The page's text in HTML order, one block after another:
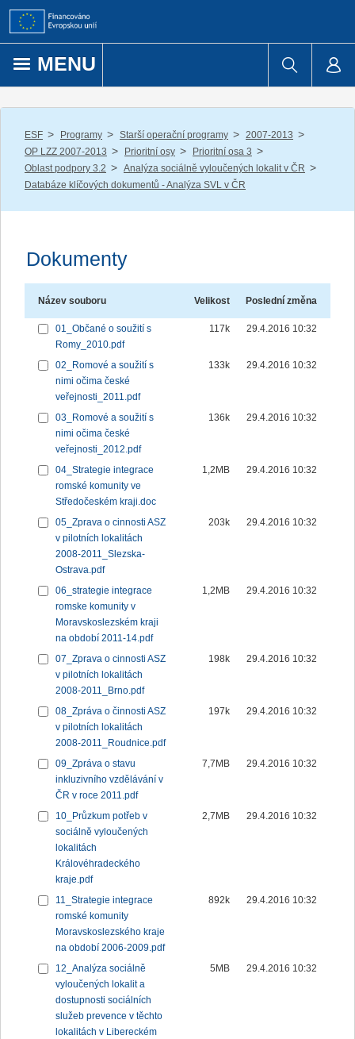
Přejít k obsahu
MENU
ESF / Programy / Starší operační programy / 2007-2013 /
OP LZZ 2007-2013 / Prioritní osy / Prioritní osa 3 /
Oblast podpory 3.2 / Analýza sociálně vyloučených lokalit v ČR /
Databáze klíčových dokumentů - Analýza SVL v ČR
Dokumenty
Název souboru Velikost Poslední změna
01_Občané o soužití s
Romy_2010.pdf
117k 29.4.2016 10:32
02_Romové a soužití s
nimi očima české
veřejnosti_2011.pdf
133k 29.4.2016 10:32
03_Romové a soužití s
nimi očima české
veřejnosti_2012.pdf
136k 29.4.2016 10:32
04_Strategie integrace
romské komunity ve
Středočeském kraji.doc
1,2MB 29.4.2016 10:32
05_Zprava o cinnosti ASZ
v pilotních lokalitách
2008-2011_Slezska-
Ostrava.pdf
203k 29.4.2016 10:32
06_strategie integrace
romske komunity v
Moravskoslezském kraji
na období 2011-14.pdf
1,2MB 29.4.2016 10:32
07_Zprava o cinnosti ASZ
v pilotních lokalitách
2008-2011_Brno.pdf
198k 29.4.2016 10:32
08_Zpráva o činnosti ASZ
v pilotních lokalitách
2008-2011_Roudnice.pdf
197k 29.4.2016 10:32
09_Zpráva o stavu
inkluzivního vzdělávání v
ČR v roce 2011.pdf
7,7MB 29.4.2016 10:32
10_Průzkum potřeb v
sociálně vyloučených
lokalitách
Královéhradeckého
kraje.pdf
2,7MB 29.4.2016 10:32
11_Strategie integrace
romské komunity
Moravskoslezského kraje
na období 2006-2009.pdf
892k 29.4.2016 10:32
12_Analýza sociálně
vyloučených lokalit a
dostupnosti sociálních
služeb prevence v těchto
lokalitách v Libereckém
5MB 29.4.2016 10:32